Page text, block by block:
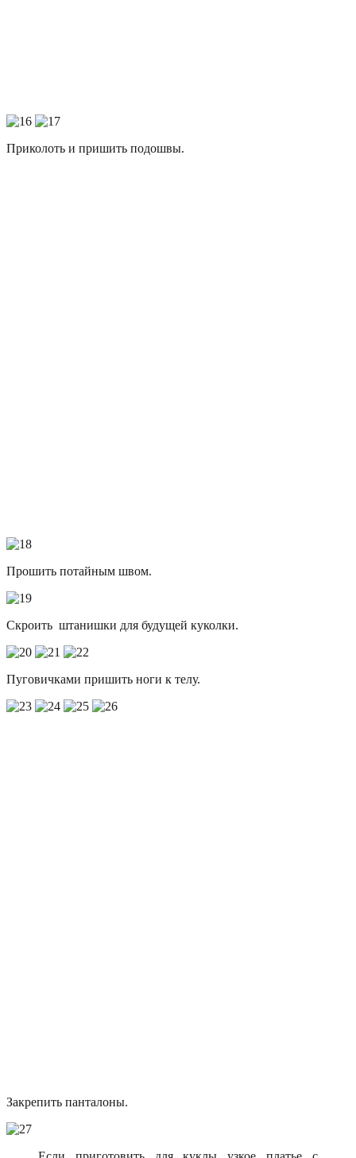
Приколоть и пришить подошвы.
Прошить потайным швом.
Скроить штанишки для будущей куколки.
Пуговичками пришить ноги к телу.
Закрепить панталоны.